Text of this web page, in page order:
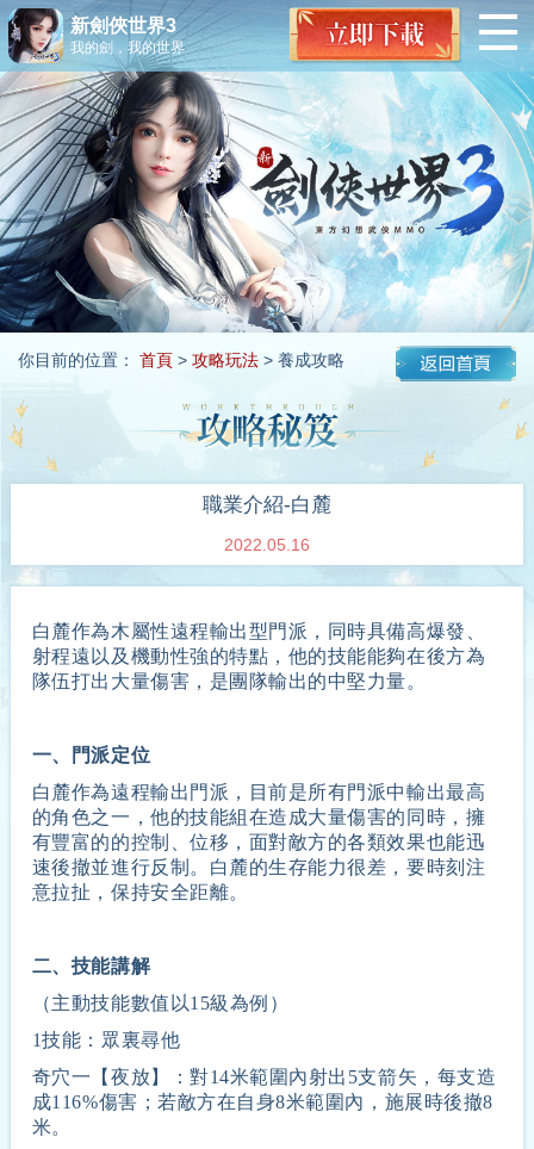
新劍俠世界3
我的劍，我的世界
你目前的位置： 首頁> 攻略玩法> 養成攻略
職業介紹-白麓
2022.05.16
白麓作為木屬性遠程輸出型門派，同時具備高爆發、
射程遠以及機動性強的特點，他的技能能夠在後方為
隊伍打出大量傷害，是團隊輸出的中堅力量。
一、門派定位
白麓作為遠程輸出門派，目前是所有門派中輸出最高
的角色之一，他的技能組在造成大量傷害的同時，擁
有豐富的的控制、位移，面對敵方的各類效果也能迅
速後撤並進行反制。白麓的生存能力很差，要時刻注
意拉扯，保持安全距離。
二、技能講解
（主動技能數值以15級為例）
1技能：眾裏尋他
奇穴一【夜放】：對14米範圍內射出5支箭矢，每支造
成116%傷害；若敵方在自身8米範圍內，施展時後撤8
米。